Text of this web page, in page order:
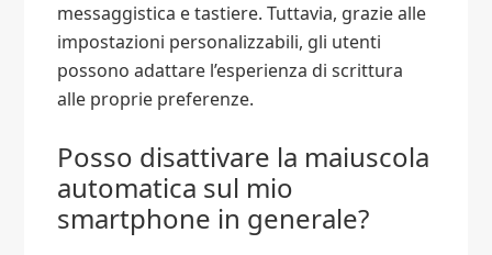
messaggistica e tastiere. Tuttavia, grazie alle
impostazioni personalizzabili, gli utenti
possono adattare l’esperienza di scrittura
alle proprie preferenze.
Posso disattivare la maiuscola
automatica sul mio
smartphone in generale?